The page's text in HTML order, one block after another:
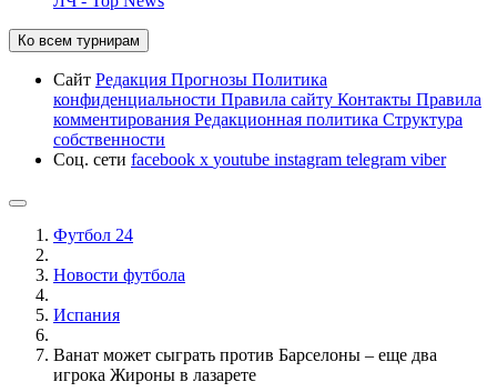
Ко всем турнирам
Сайт Редакция Прогнозы Политика
конфиденциальности Правила сайту Контакты Правила
комментирования Редакционная политика Структура
собственности
Соц. сети facebook x youtube instagram telegram viber
Футбол 24
Новости футбола
Испания
Ванат может сыграть против Барселоны – еще два
игрока Жироны в лазарете